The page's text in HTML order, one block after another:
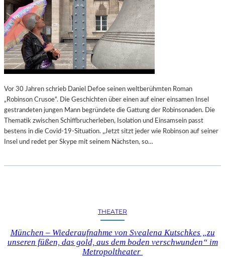
Vor 30 Jahren schrieb Daniel Defoe seinen weltberühmten Roman
„Robinson Crusoe“. Die Geschichten über einen auf einer einsamen Insel
gestrandeten jungen Mann begründete die Gattung der Robinsonaden. Die
Thematik zwischen Schiffbrucherleben, Isolation und Einsamsein passt
bestens in die Covid-19-Situation. „Jetzt sitzt jeder wie Robinson auf seiner
Insel und redet per Skype mit seinem Nächsten, so…
THEATER
München – Wiederaufnahme von Svealena Kutschkes „zu
unseren füßen, das gold, aus dem boden verschwunden“ im
Metropoltheater